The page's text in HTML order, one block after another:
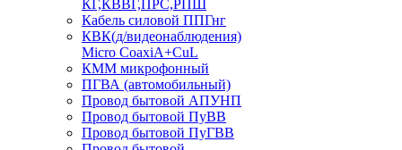
КГ,КВВГ,ПРС,РПШ
Кабель силовой ППГнг
КВК(д/видеонаблюдения)
Micro CoaxiA+CuL
КММ микрофонный
ПГВА (автомобильный)
Провод бытовой АПУНП
Провод бытовой ПуВВ
Провод бытовой ПуГВВ